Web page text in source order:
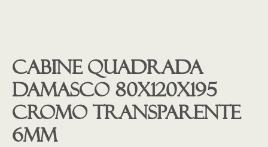
Cabine quadrada
Damasco 80x120x195
cromo transparente
6mm